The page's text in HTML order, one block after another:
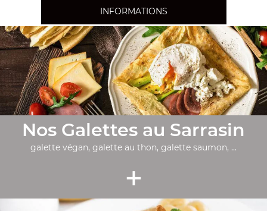
INFORMATIONS
Nos Galettes au Sarrasin
galette végan, galette au thon, galette saumon, ...
+